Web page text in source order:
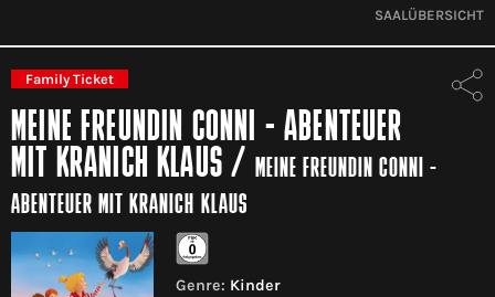
SAALÜBERSICHT
Family Ticket
MEINE FREUNDIN CONNI - ABENTEUER
MIT KRANICH KLAUS / MEINE FREUNDIN CONNI -
ABENTEUER MIT KRANICH KLAUS
Genre: Kinder